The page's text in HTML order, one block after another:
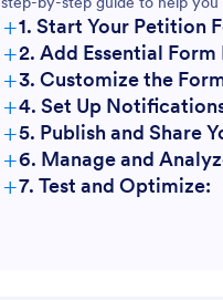
+1. Start Your Petition
+2. Add Essential Form
+3. Customize the
+4. Set Up
+5. Publish and Share
+6. Manage and
+7. Test and Optimize: